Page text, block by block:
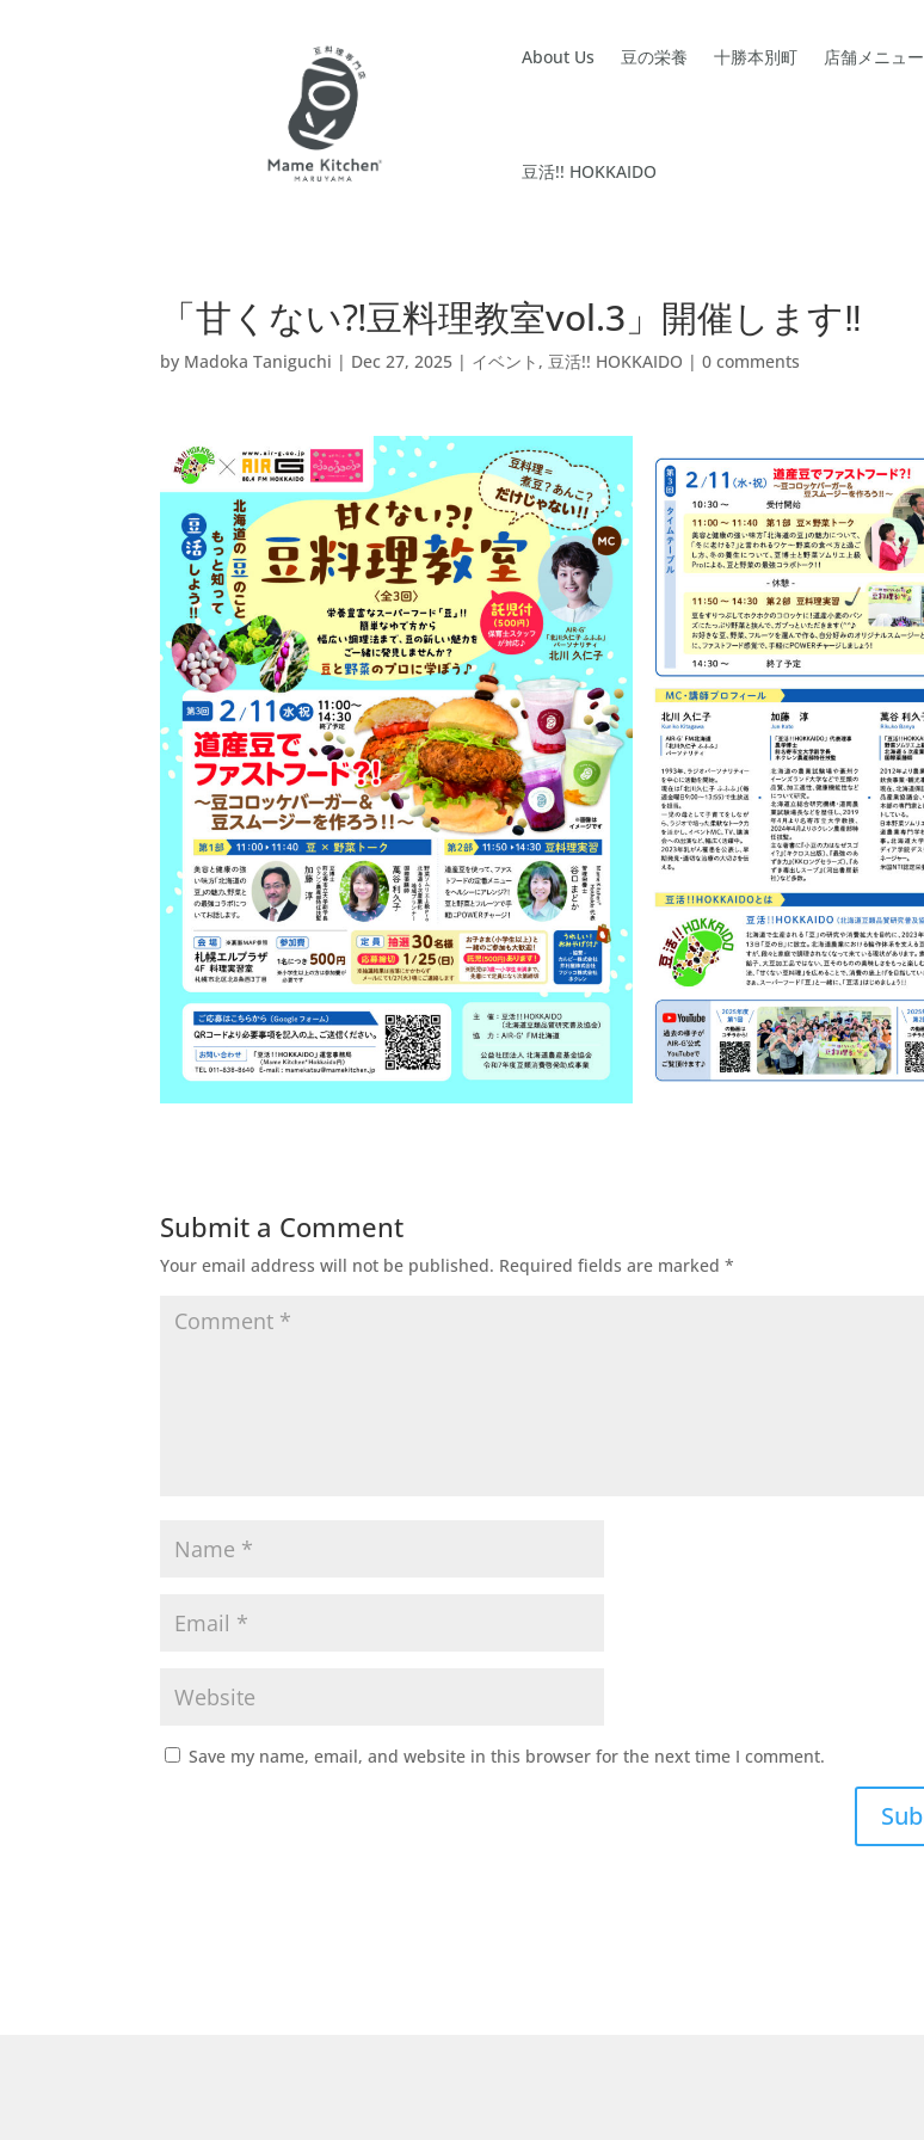
About Us 豆の栄養 十勝本別町 店舗メニュー
豆活!! HOKKAIDO
「甘くない⁈豆料理教室vol.3」開催します‼
by Madoka Taniguchi | Dec 27, 2025 | イベント , 豆活!! HOKKAIDO |0 comments
Submit a Comment
Your email address will not be published. Required fields are marked*
Save my name, email, and website in this browser for the next time I comment.